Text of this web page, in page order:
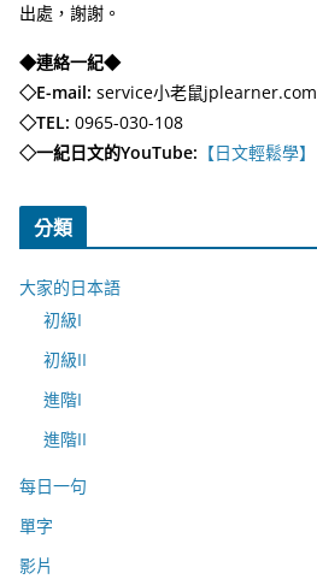
出處，謝謝。
◆連絡一紀◆
◇E-mail: service小老鼠jplearner.com
◇TEL: 0965-030-108
◇一紀日文的YouTube: 【日文輕鬆學】
分類
大家的日本語
初級I
初級II
進階I
進階II
每日一句
單字
影片